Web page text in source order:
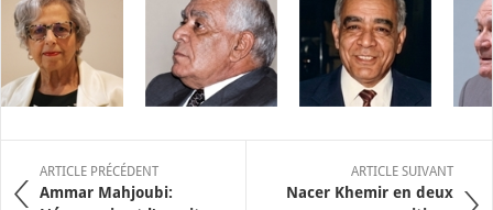
ARTICLE PRÉCÉDENT
Ammar Mahjoubi:
ARTICLE SUIVANT
Nacer Khemir en deux